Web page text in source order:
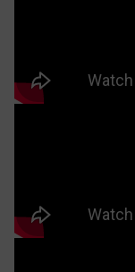
thước lần lượt là
văng dài được